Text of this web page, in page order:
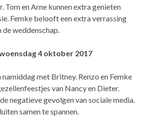
Tom en Arne kunnen extra genieten
Femke belooft een extra verrassing
de weddenschap.
4 oktober 2017
met Britney. Renzo en Femke
van Nancy en Dieter.
negatieve gevolgen van sociale media.
samen te spannen.